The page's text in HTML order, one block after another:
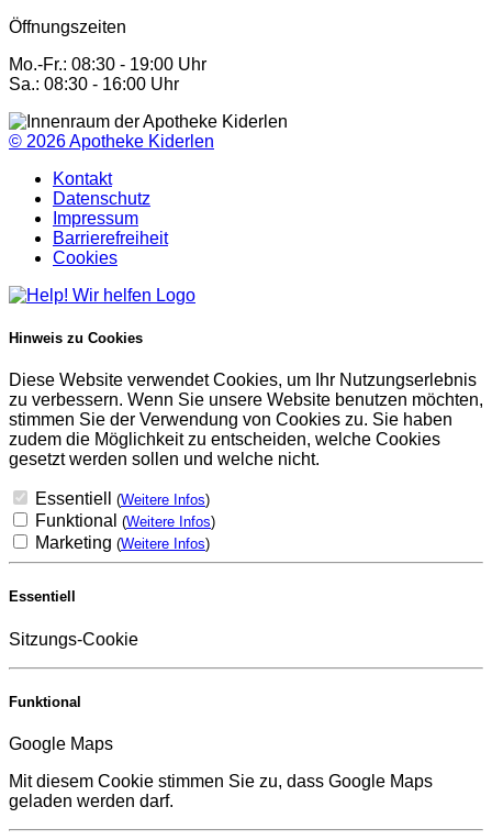
Öffnungszeiten
Mo.-Fr.: 08:30 - 19:00 Uhr
Sa.: 08:30 - 16:00 Uhr
© 2026Apotheke Kiderlen
Kontakt
Datenschutz
Impressum
Barrierefreiheit
Cookies
Hinweis zu Cookies
Diese Website verwendet Cookies, um Ihr Nutzungserlebnis
zu verbessern. Wenn Sie unsere Website benutzen möchten,
stimmen Sie der Verwendung von Cookies zu. Sie haben
zudem die Möglichkeit zu entscheiden, welche Cookies
gesetzt werden sollen und welche nicht.
Essentiell (Weitere Infos)
Funktional (Weitere Infos)
Marketing (Weitere Infos)
Essentiell
Sitzungs-Cookie
Funktional
Google Maps
Mit diesem Cookie stimmen Sie zu, dass Google Maps
geladen werden darf.